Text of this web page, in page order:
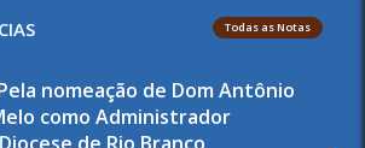
Todas as Notas
nomeação de Dom Antônio
como Administrador